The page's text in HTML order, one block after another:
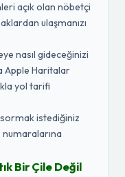
açık olan nöbetçi
ulaşmanızı
nasıl gideceğinizi
Apple Haritalar
yol tarifi
istediğiniz
Bir Çile Değil